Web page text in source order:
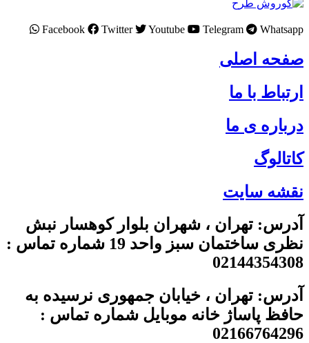
Facebook Twitter Youtube Telegram Whatsapp
صفحه اصلی
ارتباط با ما
درباره ی ما
کاتالوگ
نقشه سایت
آدرس: تهران ، شهران بلوار کوهسار نبش
نظری ساختمان سبز واحد 19 شماره تماس :
02144354308
آدرس: تهران ، خیابان جمهوری نرسیده به
حافظ پاساژ خانه موبایل شماره تماس :
02166764296